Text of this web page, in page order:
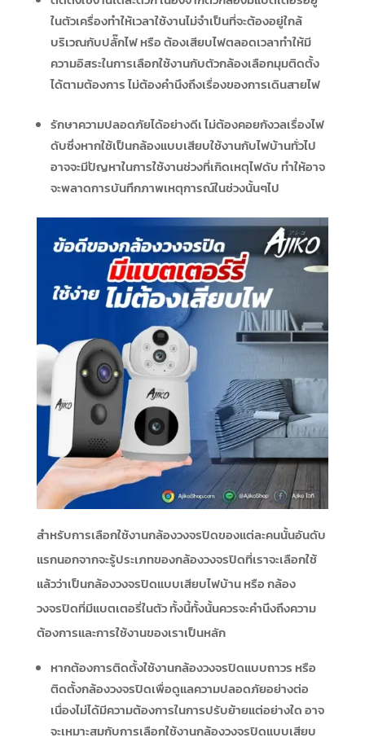
ในตัวเครื่องทำให้เวลาใช้งานไม่จำเป็นที่จะต้องอยู่ใกล้
บริเวณกับปลั๊กไฟ หรือ ต้องเสียบไฟตลอดเวลาทำให้มี
ความอิสระในการเลือกใช้งานกับตัวกล้องเลือกมุมติดตั้ง
ได้ตามต้องการ ไม่ต้องคำนึงถึงเรื่องของการเดินสายไฟ
รักษาความปลอดภัยได้อย่างดีเ ไม่ต้องคอยกังวลเรื่องไฟ
ดับซึ่งหากใช้เป็นกล้องแบบเสียบใช้งานกับไฟบ้านทั่วไป
อาจจะมีปัญหาในการใช้งานช่วงที่เกิดเหตุไฟดับ ทำให้อาจ
จะพลาดการบันทึกภาพเหตุการณ์ในช่วงนั้นๆไป
สำหรับการเลือกใช้งานกล้องวงจรปิดของแต่ละคนนั้นอันดับ
แรกนอกจากจะรู้ประเภทของกล้องวงจรปิดที่เราจะเลือกใช้
แล้วว่าเป็นกล้องวงจรปิดแบบเสียบไฟบ้าน หรือ กล้อง
วงจรปิดที่มีแบตเตอรี่ในตัว ทั้งนี้ทั้งนั้นควรจะคำนึงถึงความ
ต้องการและการใช้งานของเราเป็นหลัก
หากต้องการติดตั้งใช้งานกล้องวงจรปิดแบบถาวร หรือ
ติดตั้งกล้องวงจรปิดเพื่อดูแลความปลอดภัยอย่างต่อ
เนื่องไม่ได้มีความต้องการในการปรับย้ายแต่อย่างใด อาจ
จะเหมาะสมกับการเลือกใช้งานกล้องวงจรปิดแบบเสียบ